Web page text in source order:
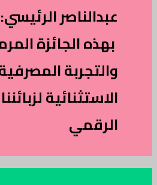
عبدالناصر
بهذه الجائزة
والتجربة
الاستثنائية
الرقمي